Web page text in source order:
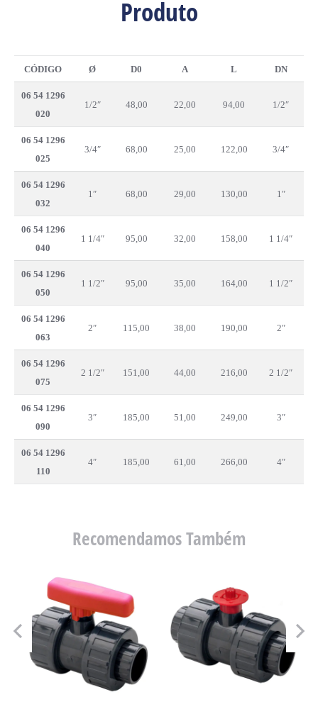
Produto
CÓDIGO Ø D0 A L DN
06 54 1296
020
1/2″ 48,00 22,00 94,00 1/2″
06 54 1296
025
3/4″ 68,00 25,00 122,00 3/4″
06 54 1296
032
1″ 68,00 29,00 130,00 1″
06 54 1296
040
1 1/4″ 95,00 32,00 158,00 1 1/4″
06 54 1296
050
1 1/2″ 95,00 35,00 164,00 1 1/2″
06 54 1296
063
2″ 115,00 38,00 190,00 2″
06 54 1296
075
2 1/2″ 151,00 44,00 216,00 2 1/2″
06 54 1296
090
3″ 185,00 51,00 249,00 3″
06 54 1296
110
4″ 185,00 61,00 266,00 4″
Recomendamos Também